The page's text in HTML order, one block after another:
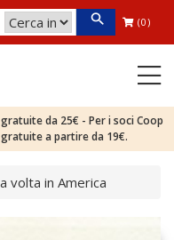
(0)
da 25€ - Per i soci Coop
a partire da 19€.
volta in America